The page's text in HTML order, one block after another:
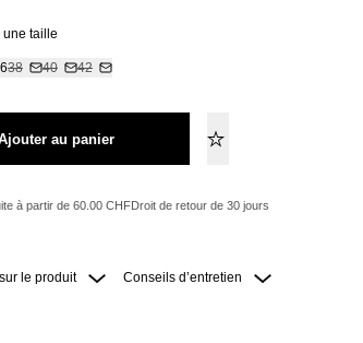
taille
38 40 42
au panier
à partir de 60.00 CHFDroit de retour de 30 jours
le produit Conseils d’entretien